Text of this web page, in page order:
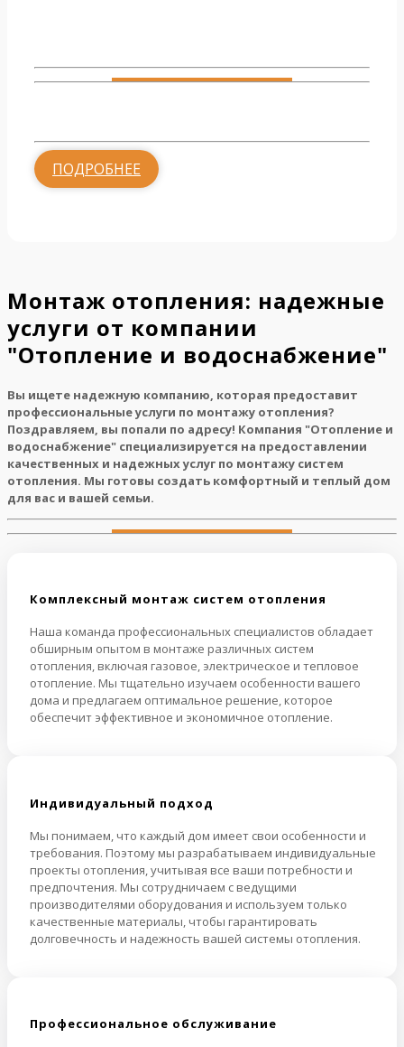
ПОДРОБНЕЕ
Монтаж отопления: надежные
услуги от компании
"Отопление и водоснабжение"
Вы ищете надежную компанию, которая предоставит
профессиональные услуги по монтажу отопления?
Поздравляем, вы попали по адресу! Компания "Отопление и
водоснабжение" специализируется на предоставлении
качественных и надежных услуг по монтажу систем
отопления. Мы готовы создать комфортный и теплый дом
для вас и вашей семьи.
Комплексный монтаж систем отопления
Наша команда профессиональных специалистов обладает
обширным опытом в монтаже различных систем
отопления, включая газовое, электрическое и тепловое
отопление. Мы тщательно изучаем особенности вашего
дома и предлагаем оптимальное решение, которое
обеспечит эффективное и экономичное отопление.
Индивидуальный подход
Мы понимаем, что каждый дом имеет свои особенности и
требования. Поэтому мы разрабатываем индивидуальные
проекты отопления, учитывая все ваши потребности и
предпочтения. Мы сотрудничаем с ведущими
производителями оборудования и используем только
качественные материалы, чтобы гарантировать
долговечность и надежность вашей системы отопления.
Профессиональное обслуживание